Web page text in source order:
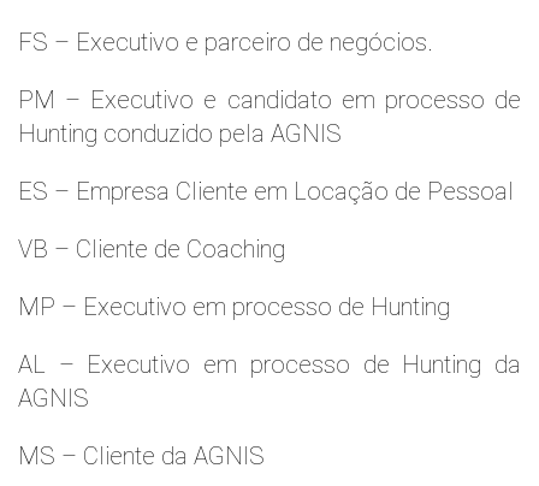
FS – Executivo e parceiro de negócios.
PM – Executivo e candidato em processo de
Hunting conduzido pela AGNIS
ES – Empresa Cliente em Locação de Pessoal
VB – Cliente de Coaching
MP – Executivo em processo de Hunting
AL – Executivo em processo de Hunting da
AGNIS
MS – Cliente da AGNIS